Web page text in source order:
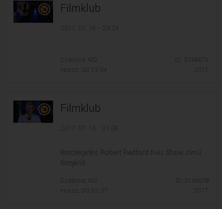
Filmklub
2017. 07. 16. - 23:24
Csatorna: M2
Hossz: 00:13:34
ID: 3164679
2017
Filmklub
2017. 07. 16. - 21:08
Beszélgetés Robert Redford Kvíz Show című
filmjéről.
Csatorna: M2
Hossz: 00:02:37
ID: 3164678
2017